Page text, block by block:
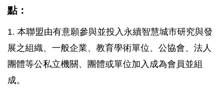
點：
1. 本聯盟由有意願參與並投入永續智慧城市研究與發
展之組織、一般企業、教育學術單位、公協會、法人
團體等公私立機關、團體或單位加入成為會員並組
成。